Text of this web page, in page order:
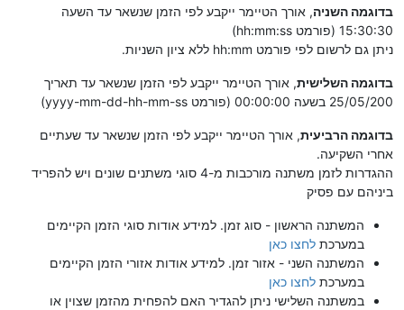
בדוגמה השניה, אורך הטיימר ייקבע לפי הזמן שנשאר עד השעה
15:30:30 (פורמט hh:mm:ss)
ניתן גם לרשום לפי פורמט hh:mm ללא ציון השניות.
בדוגמה השלישית, אורך הטיימר ייקבע לפי הזמן שנשאר עד תאריך
25/05/200 בשעה 00:00:00 (פורמט yyyy-mm-dd-hh-mm-ss)
בדוגמה הרביעית, אורך הטיימר ייקבע לפי הזמן שנשאר עד שעתיים
אחרי השקיעה.
ההגדרות לזמן משתנה מורכבות מ-4 סוגי משתנים שונים ויש להפריד
ביניהם עם פסיק
המשתנה הראשון - סוג זמן. למידע אודות סוגי הזמן הקיימים
במערכת לחצו כאן
המשתנה השני - אזור זמן. למידע אודות אזורי הזמן הקיימים
במערכת לחצו כאן
במשתנה השלישי ניתן להגדיר האם להפחית מהזמן שצוין או